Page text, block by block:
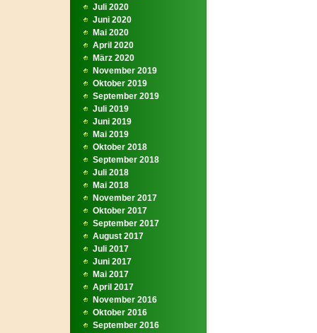
Juli 2020
Juni 2020
Mai 2020
April 2020
März 2020
November 2019
Oktober 2019
September 2019
Juli 2019
Juni 2019
Mai 2019
Oktober 2018
September 2018
Juli 2018
Mai 2018
November 2017
Oktober 2017
September 2017
August 2017
Juli 2017
Juni 2017
Mai 2017
April 2017
November 2016
Oktober 2016
September 2016